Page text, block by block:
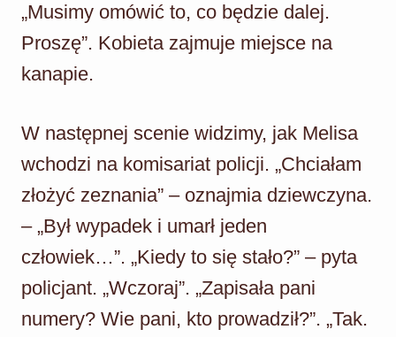
„Musimy omówić to, co będzie dalej.
Proszę”. Kobieta zajmuje miejsce na
kanapie.
W następnej scenie widzimy, jak Melisa
wchodzi na komisariat policji. „Chciałam
złożyć zeznania” – oznajmia dziewczyna.
– „Był wypadek i umarł jeden
człowiek…”. „Kiedy to się stało?” – pyta
policjant. „Wczoraj”. „Zapisała pani
numery? Wie pani, kto prowadził?”. „Tak.